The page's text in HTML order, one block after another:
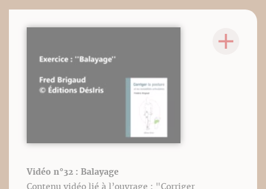
Vidéo n°32 : Balayage
Contenu vidéo lié à l’ouvrage : "Corriger